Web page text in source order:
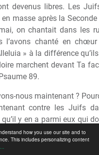
how you use our site and to
This includes personalizing content
devenus libres. Les
masse après la
on chantait dans les
l’avons chanté en
» à la différence
marchent devant Ta
89.
nous maintenant ?
contre les Juifs
y en a parmi eux qui
compris qu’ils
France, ni à l’Allemagne,